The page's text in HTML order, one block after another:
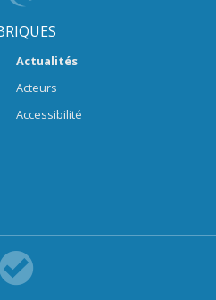
Actualités
Acteurs
Accessibilité